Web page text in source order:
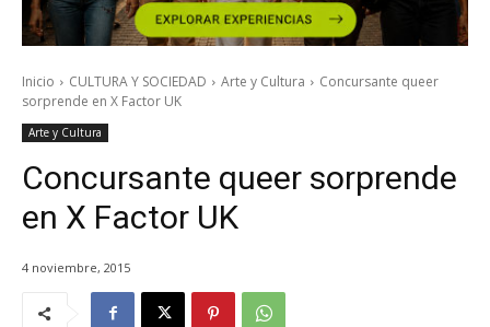
Inicio CULTURA Y SOCIEDAD Arte y Cultura
Concursante queer
sorprende en X Factor UK
Arte y Cultura
Concursante queer sorprende
en X Factor UK
4 noviembre, 2015